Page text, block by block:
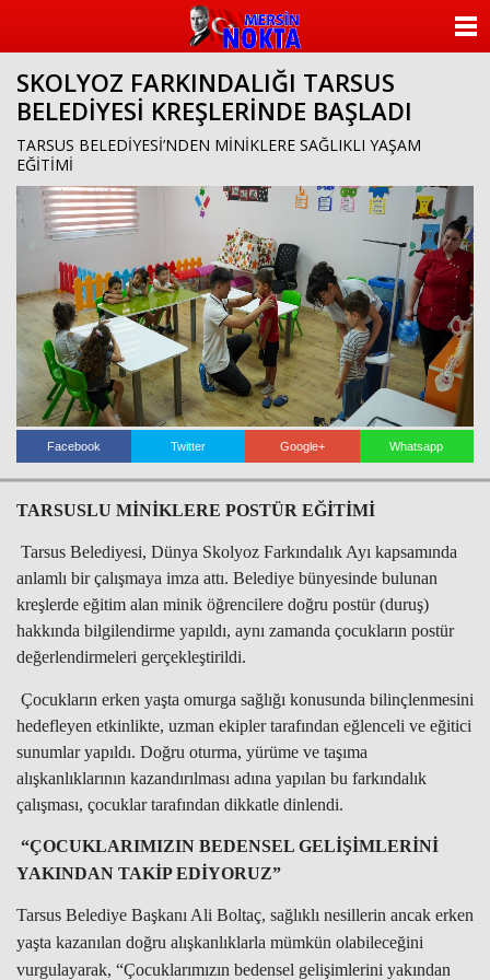
SKOLYOZ FARKINDALIĞI TARSUS
BELEDİYESİ KREŞLERİNDE BAŞLADI
TARSUS BELEDİYESİ’NDEN MİNİKLERE SAĞLIKLI YAŞAM
EĞİTİMİ
Facebook Twitter Google+ Whatsapp
TARSUSLU MİNİKLERE POSTÜR EĞİTİMİ
Tarsus Belediyesi, Dünya Skolyoz Farkındalık Ayı kapsamında
anlamlı bir çalışmaya imza attı. Belediye bünyesinde bulunan
kreşlerde eğitim alan minik öğrencilere doğru postür (duruş)
hakkında bilgilendirme yapıldı, aynı zamanda çocukların postür
değerlendirmeleri gerçekleştirildi.
Çocukların erken yaşta omurga sağlığı konusunda bilinçlenmesini
hedefleyen etkinlikte, uzman ekipler tarafından eğlenceli ve eğitici
sunumlar yapıldı. Doğru oturma, yürüme ve taşıma
alışkanlıklarının kazandırılması adına yapılan bu farkındalık
çalışması, çocuklar tarafından dikkatle dinlendi.
“ÇOCUKLARIMIZIN BEDENSEL GELİŞİMLERİNİ
YAKINDAN TAKİP EDİYORUZ”
Tarsus Belediye Başkanı Ali Boltaç, sağlıklı nesillerin ancak erken
yaşta kazanılan doğru alışkanlıklarla mümkün olabileceğini
vurgulayarak, “Çocuklarımızın bedensel gelişimlerini yakından
KATEGORİLER
ANKETLER
FOTO GALERİ
VİDEO GALERİ
KÜNYE
İLETİŞİM